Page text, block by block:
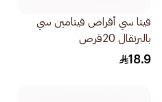
فيتا سي أقراص فيتامين سي
بالبرتقال 20قرص
18.9